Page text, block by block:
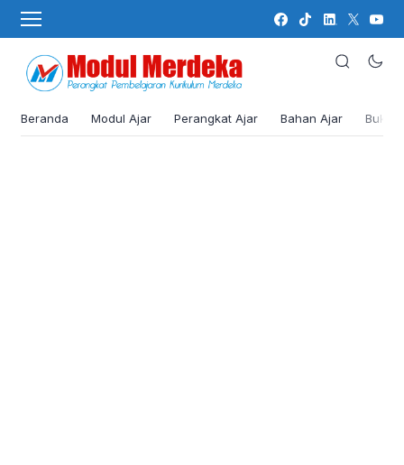
Beranda Modul Ajar Perangkat Ajar Bahan Ajar Buku